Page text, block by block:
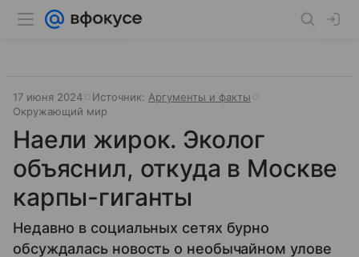
17 июня 2024 Источник: Аргументы и факты
Окружающий мир
Наели жирок. Эколог
объяснил, откуда в Москве
карпы-гиганты
Недавно в социальных сетях бурно
обсуждалась новость о необычайном улове